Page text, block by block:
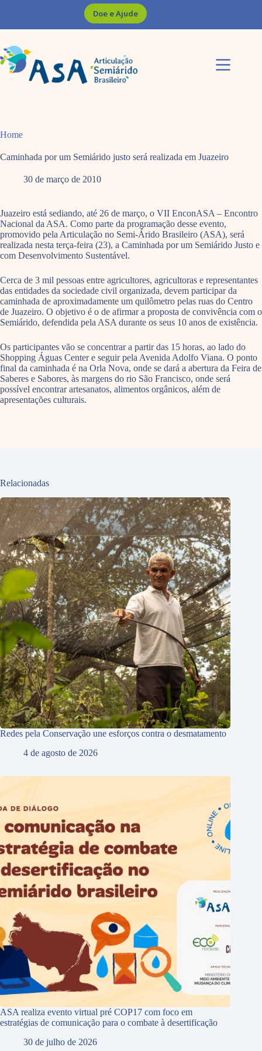
Doe e Ajude
Home
Caminhada por um Semiárido justo será realizada em Juazeiro
30 de março de 2010
Juazeiro está sediando, até 26 de março, o VII EnconASA – Encontro
Nacional da ASA. Como parte da programação desse evento,
promovido pela Articulação no Semi-Árido Brasileiro (ASA), será
realizada nesta terça-feira (23), a Caminhada por um Semiárido Justo e
com Desenvolvimento Sustentável.
Cerca de 3 mil pessoas entre agricultores, agricultoras e representantes
das entidades da sociedade civil organizada, devem participar da
caminhada de aproximadamente um quilômetro pelas ruas do Centro
de Juazeiro. O objetivo é o de afirmar a proposta de convivência com o
Semiárido, defendida pela ASA durante os seus 10 anos de existência.
Os participantes vão se concentrar a partir das 15 horas, ao lado do
Shopping Águas Center e seguir pela Avenida Adolfo Viana. O ponto
final da caminhada é na Orla Nova, onde se dará a abertura da Feira de
Saberes e Sabores, às margens do rio São Francisco, onde será
possível encontrar artesanatos, alimentos orgânicos, além de
apresentações culturais.
Relacionadas
Redes pela Conservação une esforços contra o desmatamento
4 de agosto de 2026
ASA realiza evento virtual pré COP17 com foco em
estratégias de comunicação para o combate à desertificação
30 de julho de 2026